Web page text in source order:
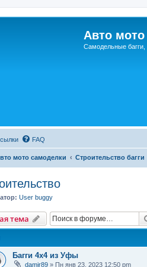
Авто
Самодельные
FAQ
мото самоделки Строительство багги
User buggy
тема
Багги 4x4 из Уфы
damir89 » Пн янв 23, 2023 12:50 pm